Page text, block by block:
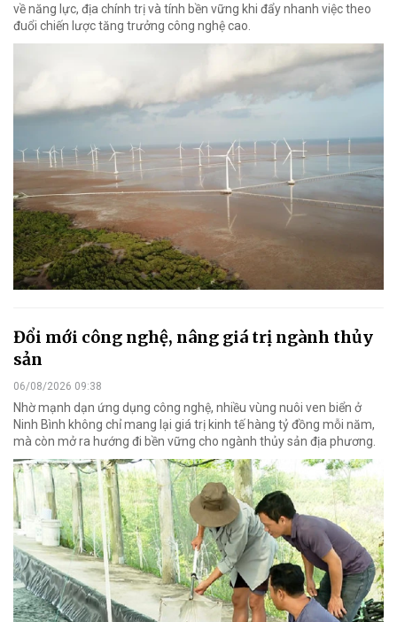
về năng lực, địa chính trị và tính bền vững khi đẩy nhanh việc theo
đuổi chiến lược tăng trưởng công nghệ cao.
Đổi mới công nghệ, nâng giá trị ngành thủy
sản
06/08/2026 09:38
Nhờ mạnh dạn ứng dụng công nghệ, nhiều vùng nuôi ven biển ở
Ninh Bình không chỉ mang lại giá trị kinh tế hàng tỷ đồng mỗi năm,
mà còn mở ra hướng đi bền vững cho ngành thủy sản địa phương.